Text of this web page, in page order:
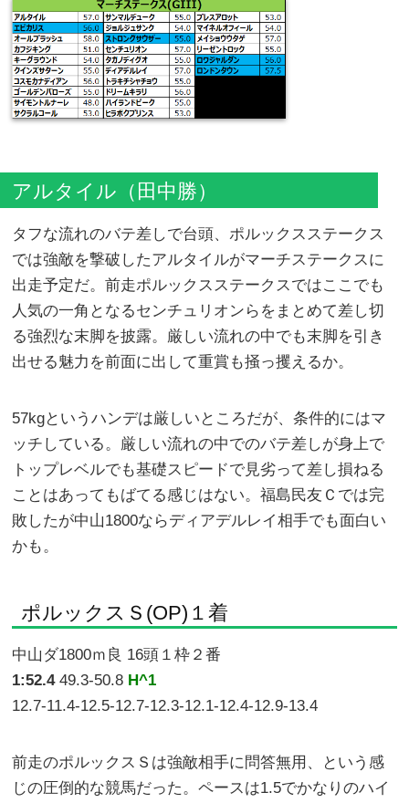
アルタイル（田中勝）
タフな流れのバテ差しで台頭、ポルックスステークス
では強敵を撃破したアルタイルがマーチステークスに
出走予定だ。前走ポルックスステークスではここでも
人気の一角となるセンチュリオンらをまとめて差し切
る強烈な末脚を披露。厳しい流れの中でも末脚を引き
出せる魅力を前面に出して重賞も掻っ攫えるか。
57kgというハンデは厳しいところだが、条件的にはマ
ッチしている。厳しい流れの中でのバテ差しが身上で
トップレベルでも基礎スピードで見劣って差し損ねる
ことはあってもばてる感じはない。福島民友Ｃでは完
敗したが中山1800ならディアデルレイ相手でも面白い
かも。
ポルックスＳ(OP)１着
中山ダ1800ｍ良 16頭１枠２番
1:52.449.3-50.8 H^1
12.7-11.4-12.5-12.7-12.3-12.1-12.4-12.9-13.4
前走のポルックスＳは強敵相手に問答無用、という感
じの圧倒的な競馬だった。ペースは1.5でかなりのハイ